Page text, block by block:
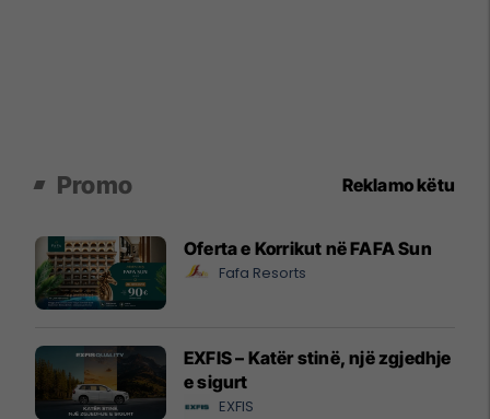
Promo Reklamo këtu
Oferta e Korrikut në FAFA Sun
Fafa Resorts
EXFIS – Katër stinë, një zgjedhje
e sigurt
EXFIS